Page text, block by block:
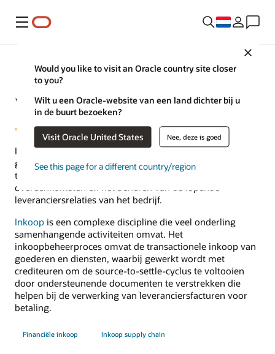
Menu
Would you like to visit an Oracle country site closer
to you?
Wilt u een Oracle-website van een land dichter bij u
in de buurt bezoeken?
Visit Oracle United States Nee, deze is goed
See this page for a different country/region
Wat is inkoopbeheer?
Inkoopbeheer wordt ook wel het source-to-settle-proces
genoemd. Dit omvat de beoordeling, selectie en
totstandkoming van formele contractuele
overeenkomsten en het beheren van de lopende
leveranciersrelaties van het bedrijf.
Inkoop is een complexe discipline die veel onderling
samenhangende activiteiten omvat. Het
inkoopbeheerproces omvat de transactionele inkoop van
goederen en diensten, waarbij gewerkt wordt met
crediteuren om de source-to-settle-cyclus te voltooien
door ondersteunende documenten te verstrekken die
helpen bij de verwerking van leveranciersfacturen voor
betaling.
Financiële inkoop Inkoop supply chain